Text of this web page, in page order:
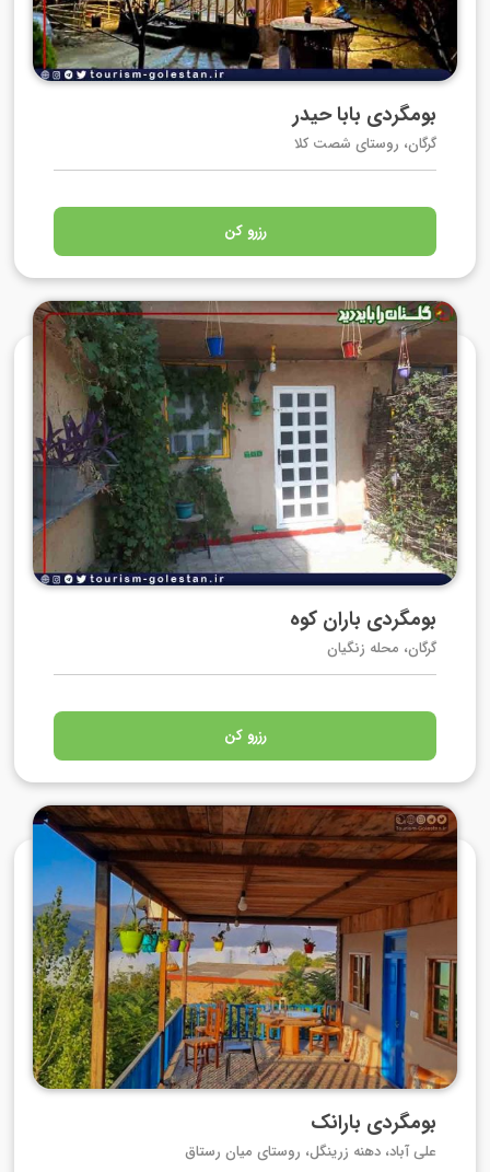
بومگردی بابا حیدر
گرگان، روستای شصت کلا
رزرو کن
بومگردی باران کوه
گرگان، محله زنگیان
رزرو کن
بومگردی بارانک
علی آباد، دهنه زرینگل، روستای میان رستاق